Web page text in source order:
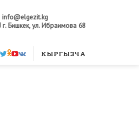
info@elgezit.kg
г. Бишкек, ул. Ибраимова 68
КЫРГЫЗЧА